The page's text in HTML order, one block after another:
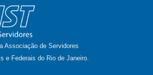
Associação de Servidores
e Federais do Rio de Janeiro.